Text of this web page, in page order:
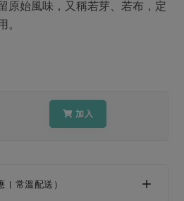
地區活動
原始風味，又稱若芽、若布，定
。
加入
| 常溫配送）